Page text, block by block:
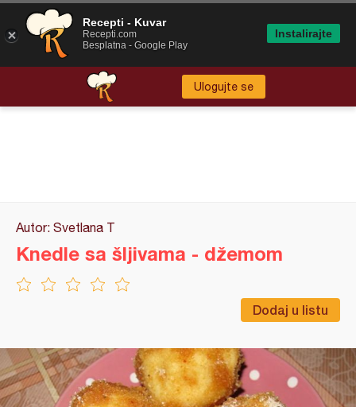
Ulogujte se
Autor: Svetlana T
Dodaj u listu
Knedle sa šljivama - džemom
Recepti - Kuvar
Recepti.com
Besplatna - Google Play
Instalirajte